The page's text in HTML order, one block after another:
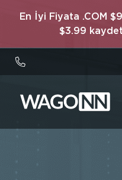
En İyi Fiyata .COM
$3.99